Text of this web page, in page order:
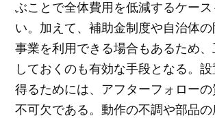
ぶことで全体費用を低減するケー
い。加えて、補助金制度や自治体
事業を利用できる場合もあるため
しておくのも有効な手段となる。
得るためには、アフターフォロー
不可欠である。動作の不調や部品